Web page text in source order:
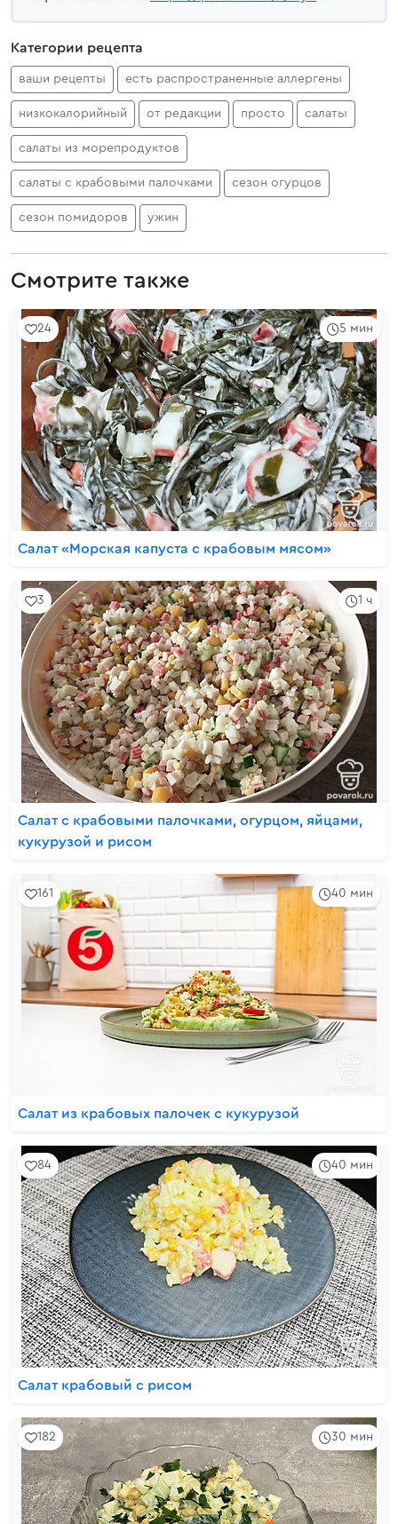
Категории рецепта
ваши рецепты есть распространенные аллергены
низкокалорийный от редакции просто салаты
салаты из морепродуктов
салаты с крабовыми палочками сезон огурцов
сезон помидоров ужин
Смотрите также
5 мин
24
Салат «Морская капуста с крабовым мясом»
1 ч
3
Салат с крабовыми палочками, огурцом, яйцами,
кукурузой и рисом
40 мин
161
Салат из крабовых палочек с кукурузой
40 мин
84
Салат крабовый с рисом
30 мин
182